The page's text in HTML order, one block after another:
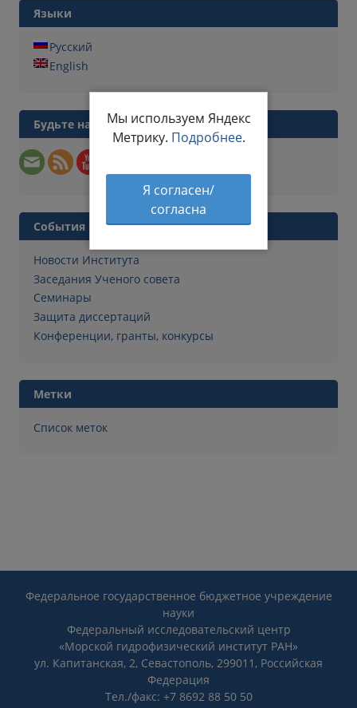
Языки
Русский
English
Будьте на связи
События
Новости Института
Заседания Ученого совета
Семинары
Защита диссертаций
Конференции, гранты, конкурсы
Метки
Список меток
Федеральное государственное бюджетное учреждение
науки
Федеральный исследовательский центр
«Морской гидрофизический институт РАН»
ул. Капитанская, 2, Севастополь, 299011, Российская
Федерация
Тел./факс: +7 8692 88 50 50
Мы используем Яндекс
Метрику. Подробнее.
Я согласен/
согласна